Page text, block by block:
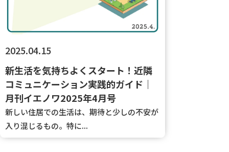
2025.04.15
新生活を気持ちよくスタート！近隣
コミュニケーション実践的ガイド｜
月刊イエノワ2025年4月号
新しい住居での生活は、期待と少しの不安が
入り混じるもの。特に...